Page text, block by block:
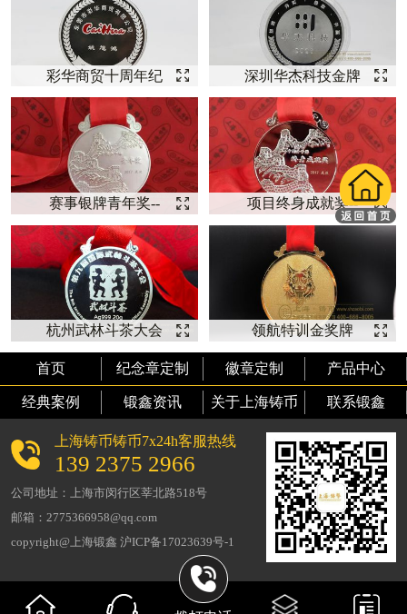
彩华商贸十周年纪
念银奖牌纪念【奖
牌定制】
深圳华杰科技金牌
销售奖牌【奖牌定
制】
赛事银牌青年奖--
【银牌定制】
项目终身成就奖--
【纯银奖牌】
杭州武林斗茶大会
纯银奖牌 【奖牌
定制】
领航特训金奖牌
【奖牌定制】
首页
纪念章定制 徽章定制 产品中心
经典案例 锻鑫资讯 关于上海铸币 联系锻鑫
上海铸币铸币7x24h客服热线
139 2375 2966
公司地址：上海市闵行区莘北路518号
邮箱：2775366958@qq.com
copyright@上海锻鑫 沪ICP备17023639号-1